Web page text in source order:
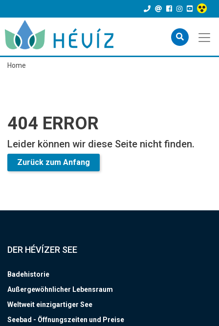
Home
404 ERROR
Leider können wir diese Seite nicht finden.
Zurück zum Anfang
DER HÉVÍZER SEE
Badehistorie
Außergewöhnlicher Lebensraum
Weltweit einzigartiger See
Seebad - Öffnungszeiten und Preise